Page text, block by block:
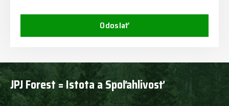
Odoslať
JPJ Forest = Istota a Spoľahlivosť